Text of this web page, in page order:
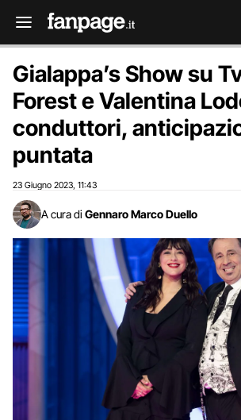
Gialappa’s Show su
Forest e Valentina
conduttori,
puntata
23 Giugno 2023 11:43
A cura di Gennaro Marco Duello